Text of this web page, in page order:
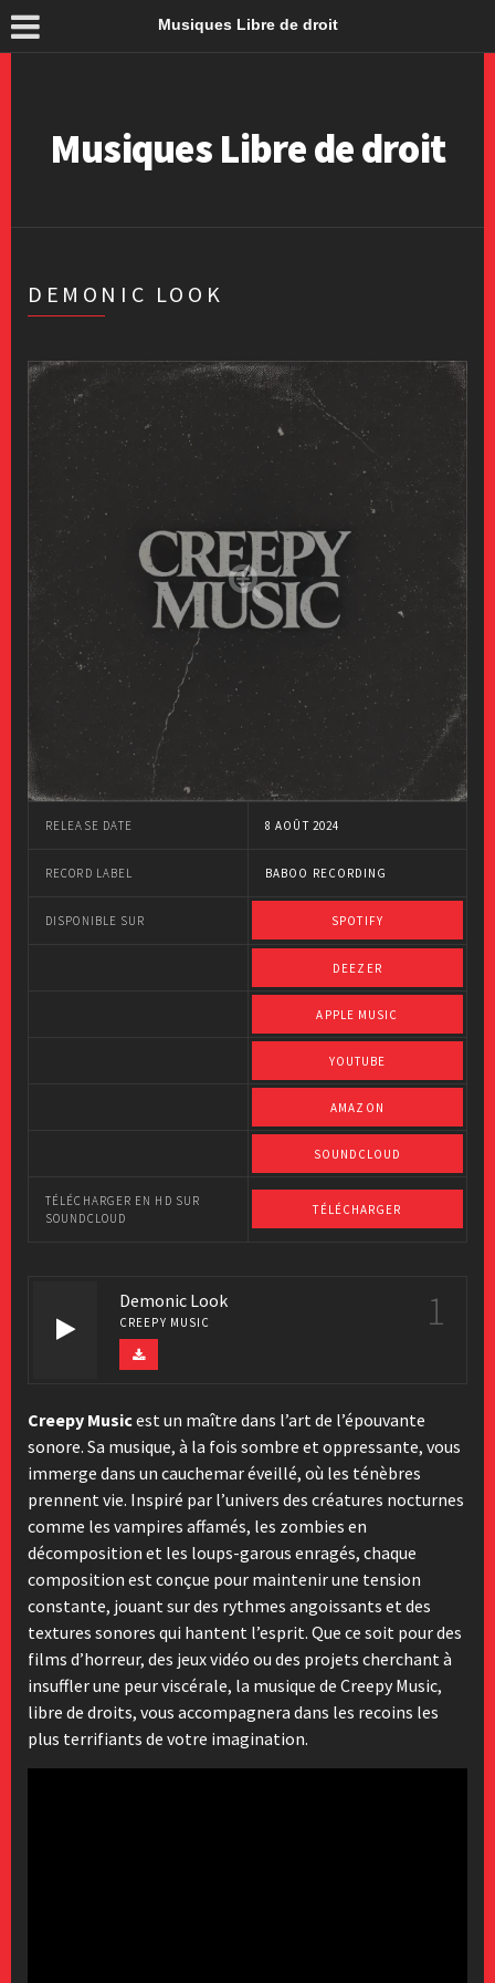
Musiques Libre de droit
Musiques Libre de droit
DEMONIC LOOK
RELEASE DATE 8 AOÛT 2024
RECORD LABEL BABOO RECORDING
DISPONIBLE SUR SPOTIFY
DEEZER
APPLE MUSIC
YOUTUBE
AMAZON
SOUNDCLOUD
TÉLÉCHARGER EN HD SUR
SOUNDCLOUD
TÉLÉCHARGER
Demonic Look
CREEPY MUSIC 1
Creepy Musicest un maître dans l’art de l’épouvante
sonore. Sa musique, à la fois sombre et oppressante, vous
immerge dans un cauchemar éveillé, où les ténèbres
prennent vie. Inspiré par l’univers des créatures nocturnes
comme les vampires affamés, les zombies en
décomposition et les loups-garous enragés, chaque
composition est conçue pour maintenir une tension
constante, jouant sur des rythmes angoissants et des
textures sonores qui hantent l’esprit. Que ce soit pour des
films d’horreur, des jeux vidéo ou des projets cherchant à
insuffler une peur viscérale, la musique de Creepy Music,
libre de droits, vous accompagnera dans les recoins les
plus terrifiants de votre imagination.